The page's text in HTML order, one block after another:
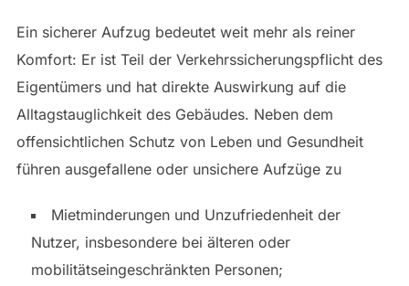
Ein sicherer Aufzug bedeutet weit mehr als reiner
Komfort: Er ist Teil der Verkehrssicherungspflicht des
Eigentümers und hat direkte Auswirkung auf die
Alltagstauglichkeit des Gebäudes. Neben dem
offensichtlichen Schutz von Leben und Gesundheit
führen ausgefallene oder unsichere Aufzüge zu
Mietminderungen und Unzufriedenheit der
Nutzer, insbesondere bei älteren oder
mobilitätseingeschränkten Personen;